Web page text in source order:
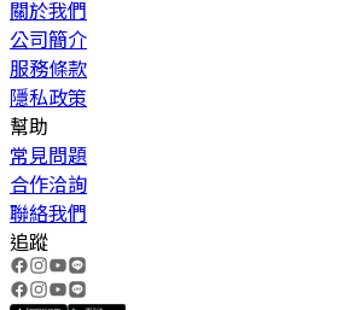
關於我們
公司簡介
服務條款
隱私政策
幫助
常見問題
合作洽詢
聯絡我們
追蹤